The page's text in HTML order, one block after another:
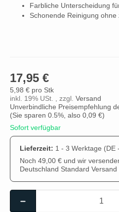
Farbliche Unterscheidung
Schonende Reinigung ohne
17,95 €
5,98 € pro Stk
inkl. 19% USt. , zzgl. Versand
Unverbindliche Preisempfehlung
(Sie sparen 0.5%, also 0,09 €)
Sofort verfügbar
Lieferzeit: 1 - 3 Werktage (DE
Noch 49,00 € und wir
Deutschland Standard